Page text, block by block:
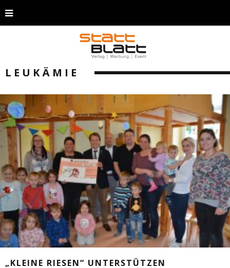
LEUKÄMIE
„KLEINE RIESEN“ UNTERSTÜTZEN